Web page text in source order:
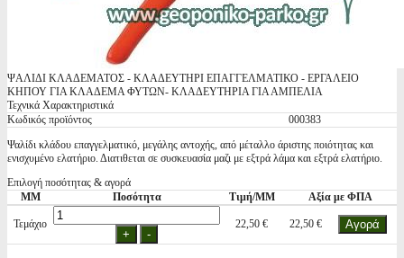
ΨΑΛΙΔΙ ΚΛΑΔΕΜΑΤΟΣ - ΚΛΑΔΕΥΤΗΡΙ ΕΠΑΓΓΕΛΜΑΤΙΚΟ - ΕΡΓΑΛΕΙΟ
ΚΗΠΟΥ ΓΙΑ ΚΛΑΔΕΜΑ ΦΥΤΩΝ- ΚΛΑΔΕΥΤΗΡΙΑ ΓΙΑ ΑΜΠΕΛΙΑ
Τεχνικά Χαρακτηριστικά
Κωδικός προϊόντος
000383
Ψαλίδι κλάδου επαγγελματικό, μεγάλης αντοχής, από μέταλλο άριστης ποιότητας και
ενισχυμένο ελατήριο. Διατιθεται σε συσκευασία μαζι με εξτρά λάμα και εξτρά ελατήριο.
Επιλογή ποσότητας & αγορά
ΜΜ
Ποσότητα Τιμή/ΜΜ Αξία με ΦΠΑ
Τεμάχιο 22,50 € 22,50 €